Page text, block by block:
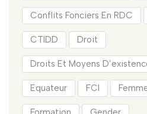
Conflits Fonciers En RDC
CTIDD Droit
Droits Et Moyens
Equateur FCI